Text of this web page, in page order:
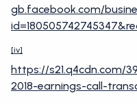
gb.facebook.com/
[iv]
https://s21.q4cdn.com/
2018-earnings-call-